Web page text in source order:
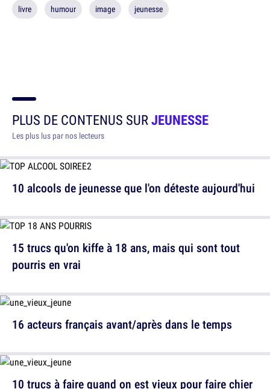
livre humour image jeunesse
PLUS DE CONTENUS SURJEUNESSE
Les plus lus par nos lecteurs
10 alcools de jeunesse que l'on déteste aujourd'hui
16 acteurs français avant/après dans le temps
15 trucs qu'on kiffe à 18 ans, mais qui sont tout
pourris en vrai
10 trucs à faire quand on est vieux pour faire chier